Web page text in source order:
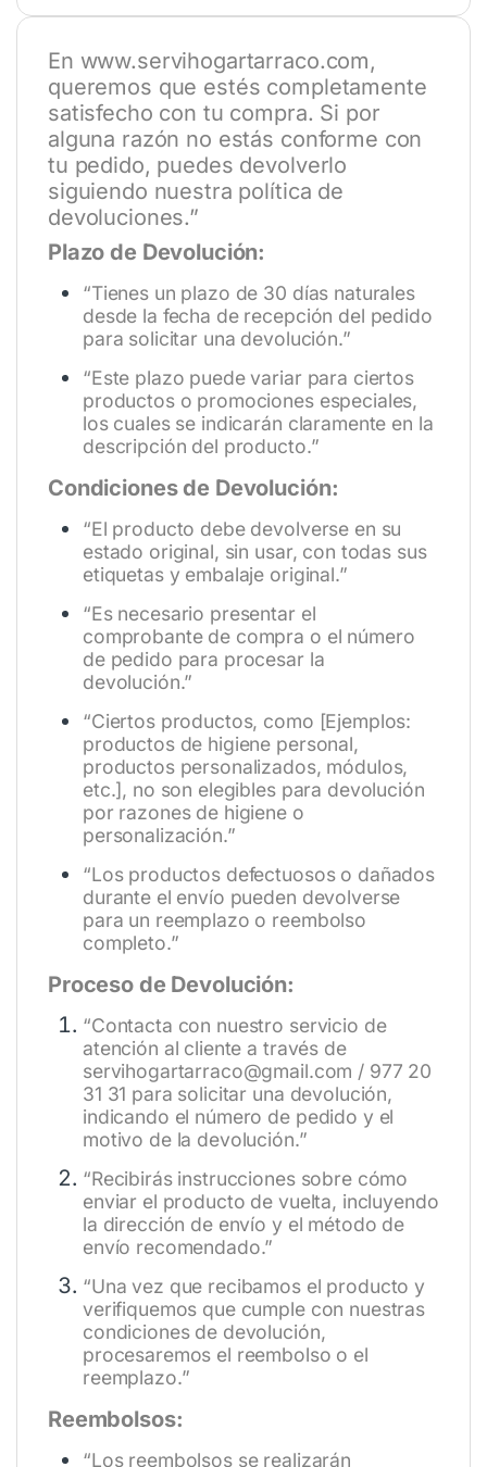
En www.servihogartarraco.com,
queremos que estés completamente
satisfecho con tu compra. Si por
alguna razón no estás conforme con
tu pedido, puedes devolverlo
siguiendo nuestra política de
devoluciones.”
Plazo de Devolución:
“Tienes un plazo de 30 días naturales
desde la fecha de recepción del pedido
para solicitar una devolución.”
“Este plazo puede variar para ciertos
productos o promociones especiales,
los cuales se indicarán claramente en la
descripción del producto.”
Condiciones de Devolución:
“El producto debe devolverse en su
estado original, sin usar, con todas sus
etiquetas y embalaje original.”
“Es necesario presentar el
comprobante de compra o el número
de pedido para procesar la
devolución.”
“Ciertos productos, como [Ejemplos:
productos de higiene personal,
productos personalizados, módulos,
etc.], no son elegibles para devolución
por razones de higiene o
personalización.”
“Los productos defectuosos o dañados
durante el envío pueden devolverse
para un reemplazo o reembolso
completo.”
Proceso de Devolución:
“Contacta con nuestro servicio de
atención al cliente a través de
servihogartarraco@gmail.com / 977 20
31 31 para solicitar una devolución,
indicando el número de pedido y el
motivo de la devolución.”
“Recibirás instrucciones sobre cómo
enviar el producto de vuelta, incluyendo
la dirección de envío y el método de
envío recomendado.”
“Una vez que recibamos el producto y
verifiquemos que cumple con nuestras
condiciones de devolución,
procesaremos el reembolso o el
reemplazo.”
Reembolsos:
“Los reembolsos se realizarán